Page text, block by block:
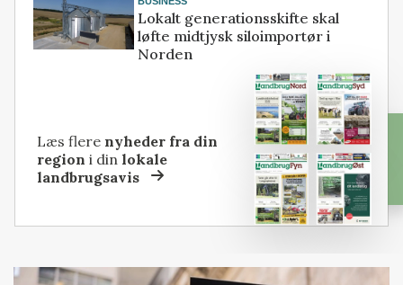
Lokalt generationsskifte skal
løfte midtjysk siloimportør i
Norden
Læs flere nyheder fra din
region i dinlokale
landbrugsavis